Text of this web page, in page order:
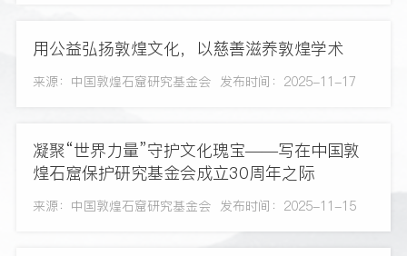
用公益弘扬敦煌文化，以慈善滋养敦煌学术
来源：中国敦煌石窟研究基金会 发布时间：2025-11-17
凝聚“世界力量”守护文化瑰宝——写在中国敦
煌石窟保护研究基金会成立30周年之际
来源：中国敦煌石窟研究基金会 发布时间：2025-11-15